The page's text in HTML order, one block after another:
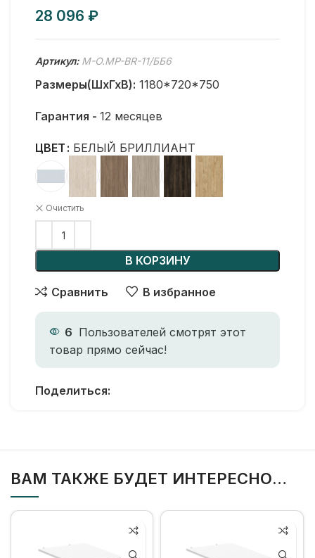
₽
Артикул: M-O.MP-BR-11/ББ6
Размеры(ШхГхВ): 1180*720*750
Гарантия - 12 месяцев
ЦВЕТ БЕЛЫЙ БРИЛЛИАНТ
Очистить
В КОРЗИНУ
Сравнить В избранное
6 Пользователей смотрят этот
товар прямо сейчас!
Поделиться:
ВАМ ТАКЖЕ БУДЕТ ИНТЕРЕСНО…